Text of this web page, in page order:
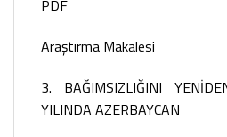
PDF
Araştırma Makalesi
3. BAĞIMSIZLIĞINI
YILINDA AZERBAYCAN